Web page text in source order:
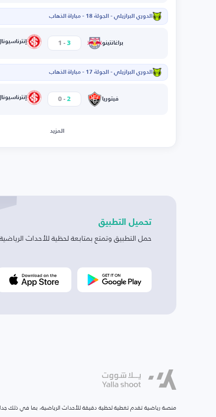
الدوري البرازيلي - الجولة 18 - مباراة الذهاب
براغانتينو 3
-
1
الدوري البرازيلي - الجولة 17 - مباراة الذهاب
فيتوريا 2
-
0
المزيد
تحميل التطبيق
حمل التطبيق وتمتع بمتابعة لحظية للأحداث الرياضية
منصة رياضية تقدم تغطية لحظية دقيقة للأحداث الرياضية، بما في ذلك